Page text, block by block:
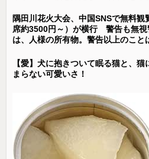
隅田川花火大会、中国SNSで無料
席約3500円～）が横行 警告も無視
は、人様の所有物。警告以上のこと
【愛】犬に抱きついて眠る猫と、
まらない可愛いさ！